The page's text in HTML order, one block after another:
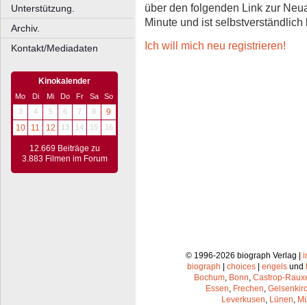
Unterstützung.
Archiv.
Kontakt/Mediadaten
Kinokalender
Mo Di Mi Do Fr Sa
So
3
4 5 6 7 8
9
10
11 12 13 14 15 16
12.669 Beiträge zu
3.883 Filmen im Forum
über den folgenden Link zur
Minute und ist selbstverständlich
Ich will mich neu registrieren!
© 1996-2026 biograph Verlag |
biograph
choices engels und
Bochum, Bonn, Castrop-
Essen, Frechen,
Leverkusen, Lünen,